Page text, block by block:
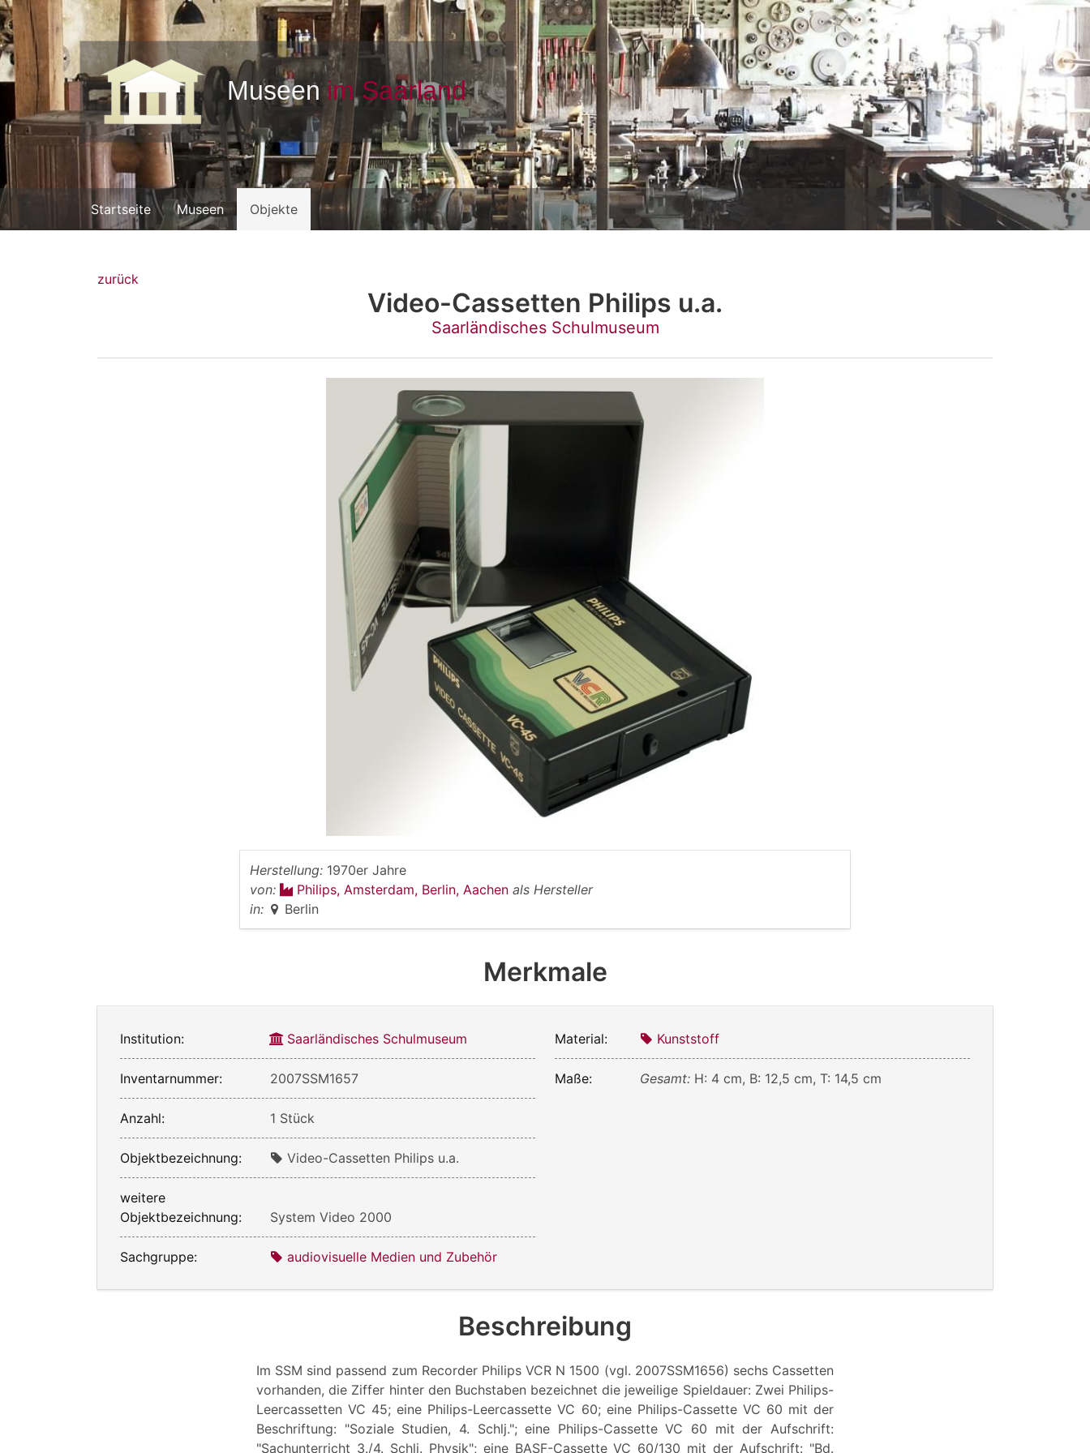
Startseite Museen Objekte
zurück
Video-Cassetten Philips u.a.
Saarländisches Schulmuseum
Herstellung: 1970er Jahre
von:
Philips, Amsterdam, Berlin, Aachen als Hersteller
in:
Berlin
Merkmale
Institution: Saarländisches Schulmuseum
Inventarnummer: 2007SSM1657
Anzahl: 1 Stück
Objektbezeichnung: Video-Cassetten Philips u.a.
weitere
Objektbezeichnung:
System Video 2000
Sachgruppe: audiovisuelle Medien und Zubehör
Material: Kunststoff
Maße: Gesamt: H: 4 cm, B: 12,5 cm, T: 14,5 cm
Beschreibung
Im SSM sind passend zum Recorder Philips VCR N 1500 (vgl. 2007SSM1656) sechs Cassetten
vorhanden, die Ziffer hinter den Buchstaben bezeichnet die jeweilige Spieldauer: Zwei Philips-
Leercassetten VC 45; eine Philips-Leercassette VC 60; eine Philips-Cassette VC 60 mit der
Beschriftung: "Soziale Studien, 4. Schlj."; eine Philips-Cassette VC 60 mit der Aufschrift:
"Sachunterricht 3./4. Schlj. Physik"; eine BASF-Cassette VC 60/130 mit der Aufschrift: "Bd.